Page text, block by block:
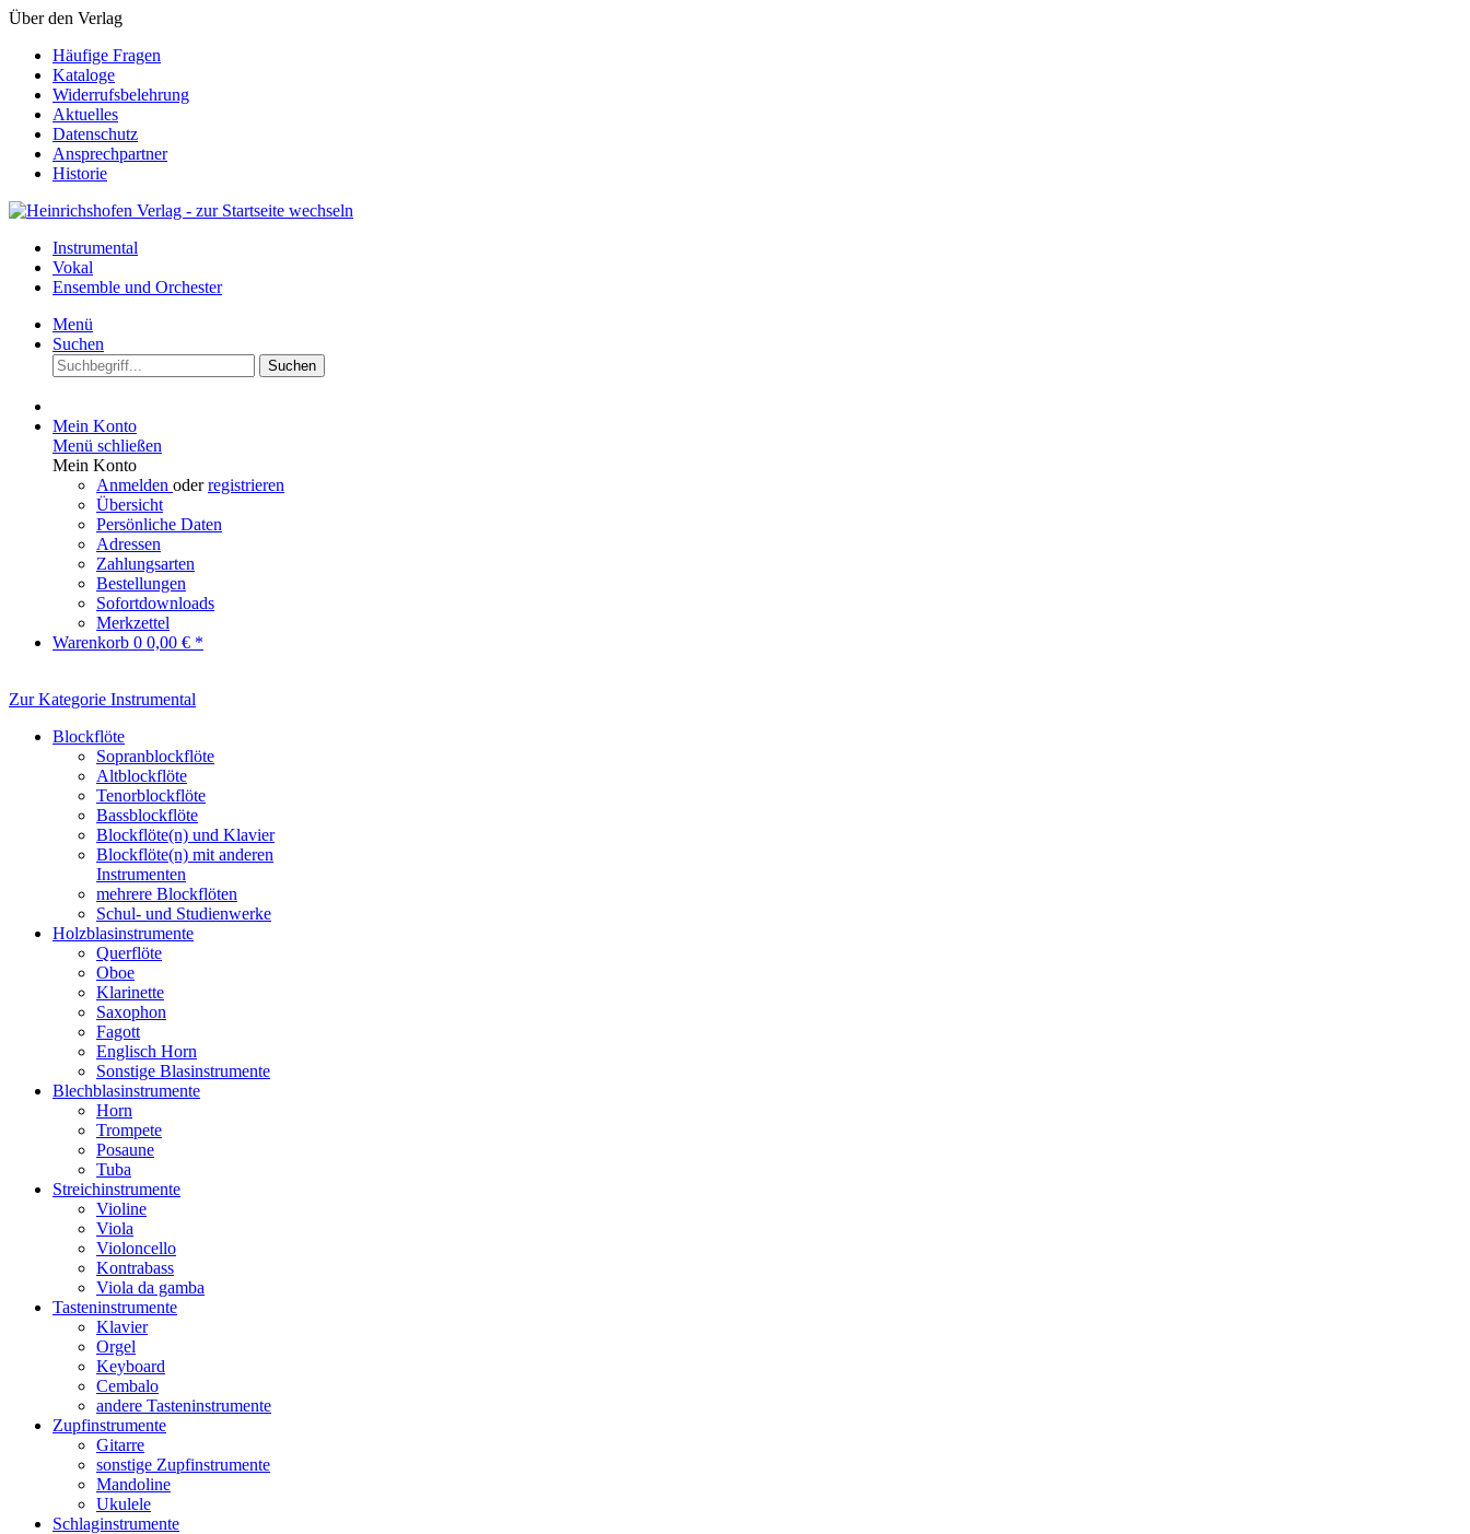
Über den Verlag
Häufige Fragen
Kataloge
Widerrufsbelehrung
Aktuelles
Datenschutz
Ansprechpartner
Historie
Instrumental
Vokal
Ensemble und Orchester
Menü
Suchen
Suchen
Mein Konto
Menü schließen
Mein Konto
Anmelden oderregistrieren
Übersicht
Persönliche Daten
Adressen
Zahlungsarten
Bestellungen
Sofortdownloads
Merkzettel
Warenkorb 0 0,00 € *
Zur Kategorie Instrumental
Blockflöte
Sopranblockflöte
Altblockflöte
Tenorblockflöte
Bassblockflöte
Blockflöte(n) und Klavier
Blockflöte(n) mit anderen
Instrumenten
mehrere Blockflöten
Schul- und Studienwerke
Holzblasinstrumente
Querflöte
Oboe
Klarinette
Saxophon
Fagott
Englisch Horn
Sonstige Blasinstrumente
Blechblasinstrumente
Horn
Trompete
Posaune
Tuba
Streichinstrumente
Violine
Viola
Violoncello
Kontrabass
Viola da gamba
Tasteninstrumente
Klavier
Orgel
Keyboard
Cembalo
andere Tasteninstrumente
Zupfinstrumente
Gitarre
sonstige Zupfinstrumente
Mandoline
Ukulele
Schlaginstrumente